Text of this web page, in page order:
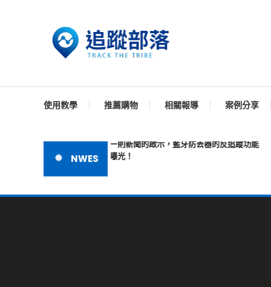
追蹤器，追蹤到每一個
使用教學 推薦購物 相關報導 案例分享
NWES
一則新聞的啟示，藍牙防丟器的反追蹤功能
曝光！